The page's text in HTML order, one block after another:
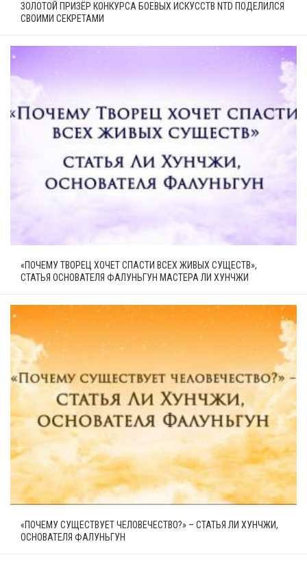
ЗОЛОТОЙ ПРИЗЁР КОНКУРСА БОЕВЫХ ИСКУССТВ NTD ПОДЕЛИЛСЯ
СВОИМИ СЕКРЕТАМИ
«ПОЧЕМУ ТВОРЕЦ ХОЧЕТ СПАСТИ ВСЕХ ЖИВЫХ СУЩЕСТВ»,
СТАТЬЯ ОСНОВАТЕЛЯ ФАЛУНЬГУН МАСТЕРА ЛИ ХУНЧЖИ
«ПОЧЕМУ СУЩЕСТВУЕТ ЧЕЛОВЕЧЕСТВО?» – СТАТЬЯ ЛИ ХУНЧЖИ,
ОСНОВАТЕЛЯ ФАЛУНЬГУН